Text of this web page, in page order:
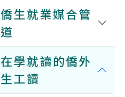
僑生就業媒合管
道
在學就讀的僑外
生工讀